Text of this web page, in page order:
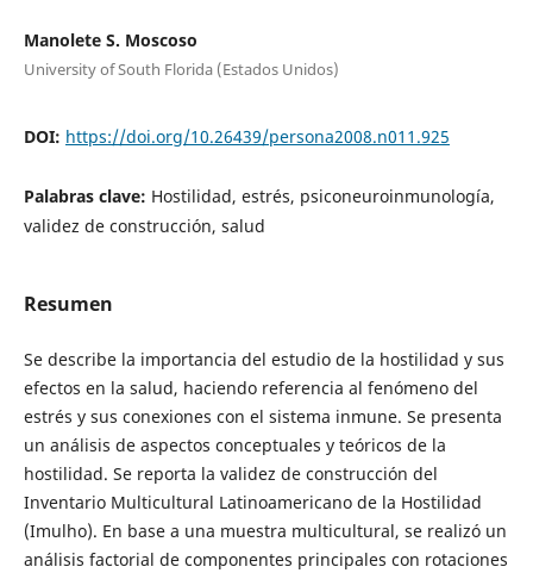
Manolete S. Moscoso
University of South Florida (Estados Unidos)
DOI: https://doi.org/10.26439/persona2008.n011.925
Palabras clave: Hostilidad, estrés, psiconeuroinmunología,
validez de construcción, salud
Resumen
Se describe la importancia del estudio de la hostilidad y sus
efectos en la salud, haciendo referencia al fenómeno del
estrés y sus conexiones con el sistema inmune. Se presenta
un análisis de aspectos conceptuales y teóricos de la
hostilidad. Se reporta la validez de construcción del
Inventario Multicultural Latinoamericano de la Hostilidad
(Imulho). En base a una muestra multicultural, se realizó un
análisis factorial de componentes principales con rotaciones